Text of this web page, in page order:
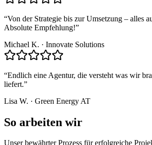
“Von der Strategie bis zur Umsetzung – alles
Absolute Empfehlung!”
Michael K. · Innovate Solutions
“Endlich eine Agentur, die versteht was wir
liefert.”
Lisa W. · Green Energy AT
So arbeiten wir
Unser bewährter Prozess für erfolgreiche